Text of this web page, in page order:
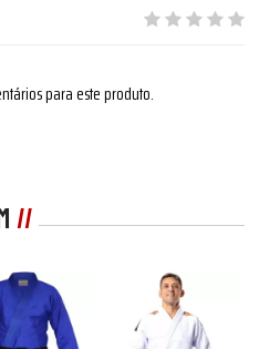
para este produto.